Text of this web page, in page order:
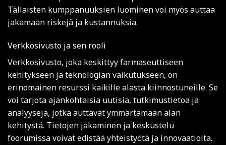
Tällaisten kumppanuuksien luominen voi myös auttaa
jakamaan riskejä ja kustannuksia.
Verkkosivusto ja sen rooli
Verkkosivusto, joka keskittyy farmaseuttiseen
kehitykseen ja teknologian vaikutukseen, on
erinomainen resurssi kaikille alasta kiinnostuneille. Se
voi tarjota ajankohtaisia uutisia, tutkimustietoa ja
analyysejä, jotka auttavat ymmärtämään alan
kehitystä. Tietojen jakaminen ja keskustelu
foorumissa voivat edistää yhteistyötä ja innovaatioita.